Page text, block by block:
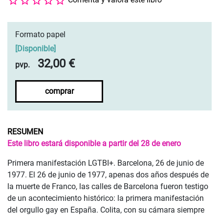
Formato papel
[Disponible]
pvp.
32,00 €
comprar
RESUMEN
Este libro estará disponible a partir del 28 de enero
Primera manifestación LGTBI+. Barcelona, 26 de junio de
1977. El 26 de junio de 1977, apenas dos años después de
la muerte de Franco, las calles de Barcelona fueron testigo
de un acontecimiento histórico: la primera manifestación
del orgullo gay en España. Colita, con su cámara siempre